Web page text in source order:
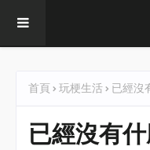
首頁 玩梗生活 已經沒
已經沒有